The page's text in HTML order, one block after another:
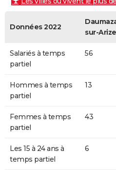
Données 2022
sur-Arize
Salariés à temps
partiel
56
Hommes à temps
partiel
13
Femmes à temps
partiel
43
Les 15 à 24 ans à
temps partiel
6